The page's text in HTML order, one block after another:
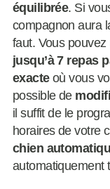
équilibrée. Si
compagnon aura
faut. Vous pouvez
jusqu’à 7 repas
exacteoù vous
possible de
il suffit de le
horaires de votre
chien
automatiquement